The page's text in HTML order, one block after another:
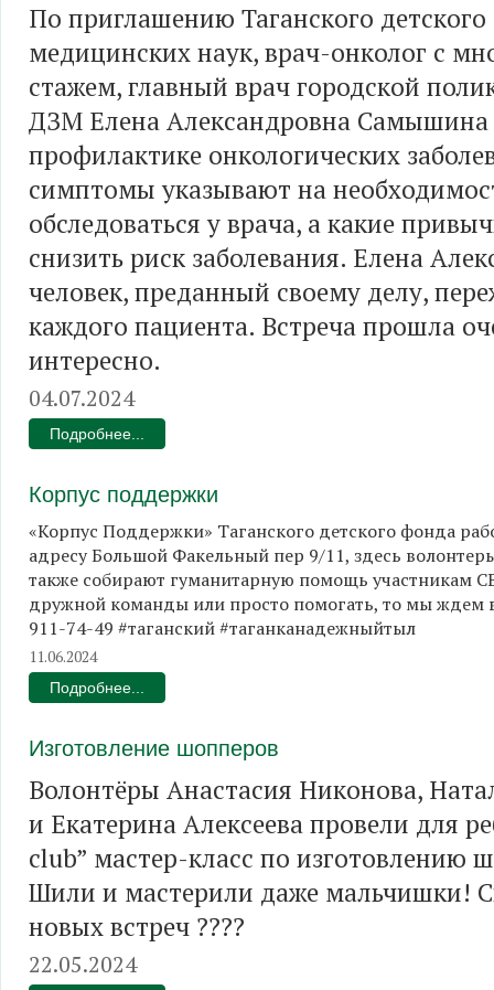
По приглашению Таганского
медицинских наук, врач-онколог с
стажем, главный врач городской
ДЗМ Елена Александровна Самышина
профилактике онкологических
симптомы указывают на
обследоваться у врача, а какие
снизить риск заболевания. Елена
человек, преданный своему делу,
каждого пациента. Встреча прошла
интересно.
04.07.2024
Подробнее...
Корпус поддержки
«Корпус Поддержки» Таганского детского фонда
адресу Большой Факельный пер 9/11, здесь
также собирают гуманитарную помощь участникам
дружной команды или просто помогать, то мы ждем
911-74-49 #таганский #таганканадежныйтыл
11.06.2024
Подробнее...
Изготовление шопперов
Волонтёры Анастасия Никонова,
и Екатерина Алексеева провели для
club” мастер-класс по изготовлению
Шили и мастерили даже мальчишки!
новых встреч ????
22.05.2024